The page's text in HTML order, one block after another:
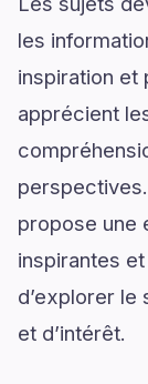
les
inspiration et
apprécient
propose une
inspirantes
d’explorer le
et d’intérêt.